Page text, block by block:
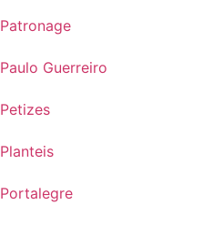
Patronage
Paulo Guerreiro
Petizes
Planteis
Portalegre